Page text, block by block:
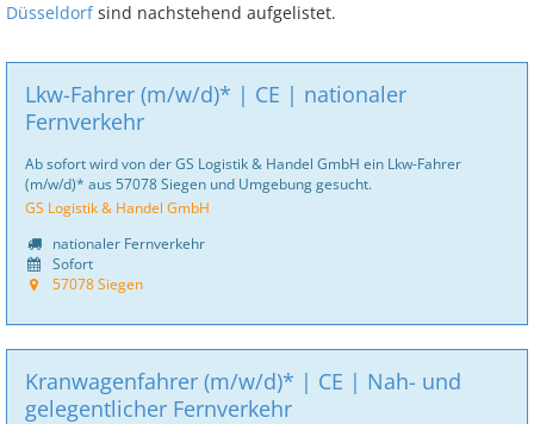
Düsseldorfsind nachstehend aufgelistet.
Lkw-Fahrer (m/w/d)* | CE | nationaler
Fernverkehr
Ab sofort wird von der GS Logistik & Handel GmbH ein Lkw-Fahrer
(m/w/d)* aus 57078 Siegen und Umgebung gesucht.
GS Logistik & Handel GmbH
nationaler Fernverkehr
Sofort
57078 Siegen
Kranwagenfahrer (m/w/d)* | CE | Nah- und
gelegentlicher Fernverkehr